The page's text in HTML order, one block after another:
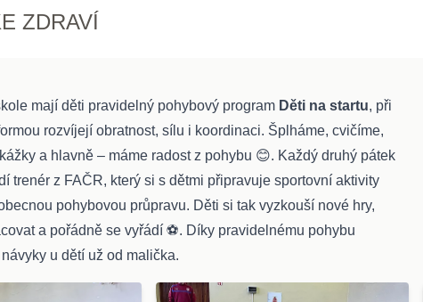
ZDRAVÍ
mají děti pravidelný pohybový program Děti na startu, při
rozvíjejí obratnost, sílu i koordinaci. Šplháme, cvičíme,
a hlavně – máme radost z pohybu 😊. Každý druhý pátek
trenér z FAČR, který si s dětmi připravuje sportovní aktivity
pohybovou průpravu. Děti si tak vyzkouší nové hry,
a pořádně se vyřádí ⚽. Díky pravidelnému pohybu
u dětí už od malička.